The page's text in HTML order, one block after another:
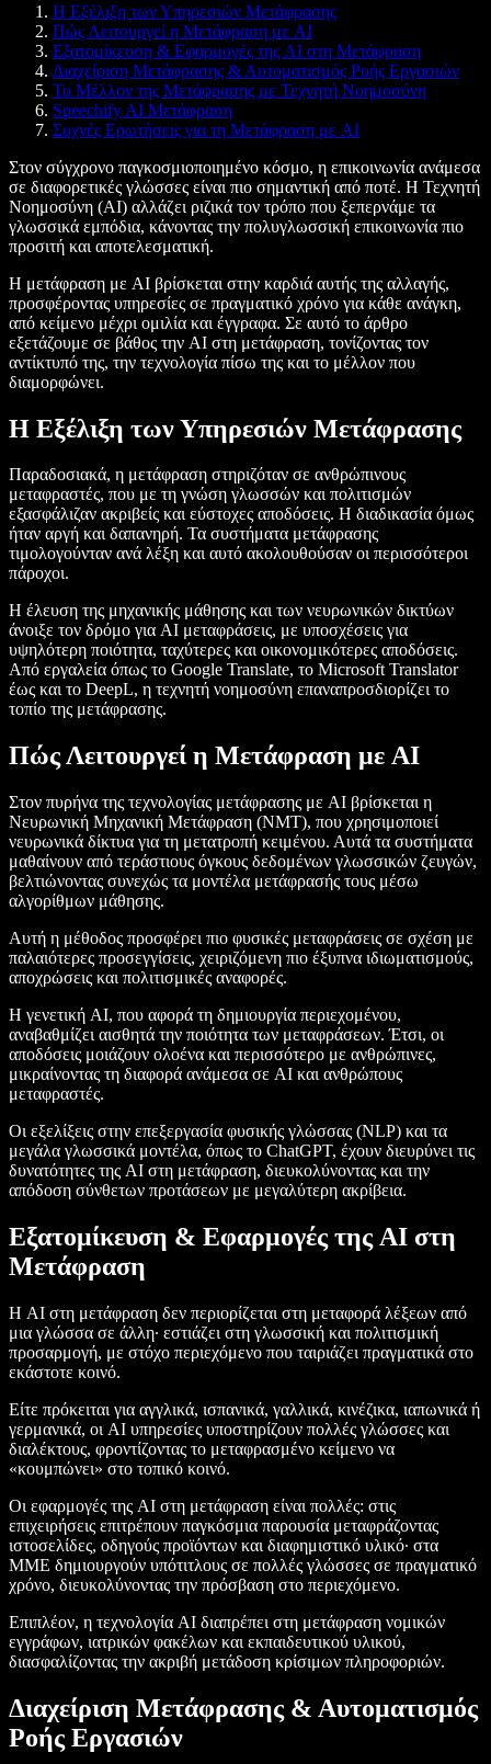
Η Εξέλιξη των Υπηρεσιών Μετάφρασης
Πώς Λειτουργεί η Μετάφραση με AI
Εξατομίκευση & Εφαρμογές της AI στη Μετάφραση
Διαχείριση Μετάφρασης & Αυτοματισμός Ροής Εργασιών
Το Μέλλον της Μετάφρασης με Τεχνητή Νοημοσύνη
Speechify AI Μετάφραση
Συχνές Ερωτήσεις για τη Μετάφραση με AI
Στον σύγχρονο παγκοσμιοποιημένο κόσμο, η επικοινωνία ανάμεσα
σε διαφορετικές γλώσσες είναι πιο σημαντική από ποτέ. Η Τεχνητή
Νοημοσύνη (AI) αλλάζει ριζικά τον τρόπο που ξεπερνάμε τα
γλωσσικά εμπόδια, κάνοντας την πολυγλωσσική επικοινωνία πιο
προσιτή και αποτελεσματική.
Η μετάφραση με AI βρίσκεται στην καρδιά αυτής της αλλαγής,
προσφέροντας υπηρεσίες σε πραγματικό χρόνο για κάθε ανάγκη,
από κείμενο μέχρι ομιλία και έγγραφα. Σε αυτό το άρθρο
εξετάζουμε σε βάθος την AI στη μετάφραση, τονίζοντας τον
αντίκτυπό της, την τεχνολογία πίσω της και το μέλλον που
διαμορφώνει.
Η Εξέλιξη των Υπηρεσιών Μετάφρασης
Παραδοσιακά, η μετάφραση στηριζόταν σε ανθρώπινους
μεταφραστές, που με τη γνώση γλωσσών και πολιτισμών
εξασφάλιζαν ακριβείς και εύστοχες αποδόσεις. Η διαδικασία όμως
ήταν αργή και δαπανηρή. Τα συστήματα μετάφρασης
τιμολογούνταν ανά λέξη και αυτό ακολουθούσαν οι περισσότεροι
πάροχοι.
Η έλευση της μηχανικής μάθησης και των νευρωνικών δικτύων
άνοιξε τον δρόμο για AI μεταφράσεις, με υποσχέσεις για
υψηλότερη ποιότητα, ταχύτερες και οικονομικότερες αποδόσεις.
Από εργαλεία όπως το Google Translate, το Microsoft Translator
έως και το DeepL, η τεχνητή νοημοσύνη επαναπροσδιορίζει το
τοπίο της μετάφρασης.
Πώς Λειτουργεί η Μετάφραση με AI
Στον πυρήνα της τεχνολογίας μετάφρασης με AI βρίσκεται η
Νευρωνική Μηχανική Μετάφραση (NMT), που χρησιμοποιεί
νευρωνικά δίκτυα για τη μετατροπή κειμένου. Αυτά τα συστήματα
μαθαίνουν από τεράστιους όγκους δεδομένων γλωσσικών ζευγών,
βελτιώνοντας συνεχώς τα μοντέλα μετάφρασής τους μέσω
αλγορίθμων μάθησης.
Αυτή η μέθοδος προσφέρει πιο φυσικές μεταφράσεις σε σχέση με
παλαιότερες προσεγγίσεις, χειριζόμενη πιο έξυπνα ιδιωματισμούς,
αποχρώσεις και πολιτισμικές αναφορές.
Η γενετική AI, που αφορά τη δημιουργία περιεχομένου,
αναβαθμίζει αισθητά την ποιότητα των μεταφράσεων. Έτσι, οι
αποδόσεις μοιάζουν ολοένα και περισσότερο με ανθρώπινες,
μικραίνοντας τη διαφορά ανάμεσα σε AI και ανθρώπους
μεταφραστές.
Οι εξελίξεις στην επεξεργασία φυσικής γλώσσας (NLP) και τα
μεγάλα γλωσσικά μοντέλα, όπως το ChatGPT, έχουν διευρύνει τις
δυνατότητες της AI στη μετάφραση, διευκολύνοντας και την
απόδοση σύνθετων προτάσεων με μεγαλύτερη ακρίβεια.
Εξατομίκευση & Εφαρμογές της AI στη
Μετάφραση
Η AI στη μετάφραση δεν περιορίζεται στη μεταφορά λέξεων από
μια γλώσσα σε άλλη· εστιάζει στη γλωσσική και πολιτισμική
προσαρμογή, με στόχο περιεχόμενο που ταιριάζει πραγματικά στο
εκάστοτε κοινό.
Είτε πρόκειται για αγγλικά, ισπανικά, γαλλικά, κινέζικα, ιαπωνικά ή
γερμανικά, οι AI υπηρεσίες υποστηρίζουν πολλές γλώσσες και
διαλέκτους, φροντίζοντας το μεταφρασμένο κείμενο να
«κουμπώνει» στο τοπικό κοινό.
Οι εφαρμογές της AI στη μετάφραση είναι πολλές: στις
επιχειρήσεις επιτρέπουν παγκόσμια παρουσία μεταφράζοντας
ιστοσελίδες, οδηγούς προϊόντων και διαφημιστικό υλικό· στα
ΜΜΕ δημιουργούν υπότιτλους σε πολλές γλώσσες σε πραγματικό
χρόνο, διευκολύνοντας την πρόσβαση στο περιεχόμενο.
Επιπλέον, η τεχνολογία AI διαπρέπει στη μετάφραση νομικών
εγγράφων, ιατρικών φακέλων και εκπαιδευτικού υλικού,
διασφαλίζοντας την ακριβή μετάδοση κρίσιμων πληροφοριών.
Διαχείριση Μετάφρασης & Αυτοματισμός
Ροής Εργασιών